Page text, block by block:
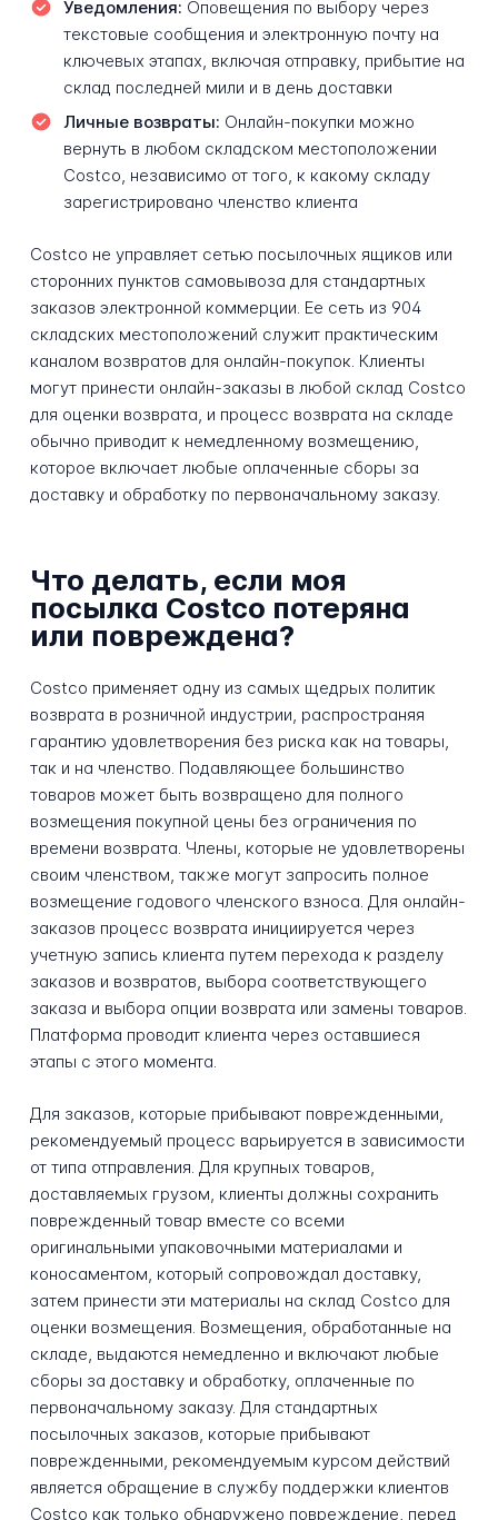
Уведомления: Оповещения по выбору через
текстовые сообщения и электронную почту на
ключевых этапах, включая отправку, прибытие на
склад последней мили и в день доставки
Личные возвраты: Онлайн-покупки можно
вернуть в любом складском местоположении
Costco, независимо от того, к какому складу
зарегистрировано членство клиента
Costco не управляет сетью посылочных ящиков или
сторонних пунктов самовывоза для стандартных
заказов электронной коммерции. Ее сеть из 904
складских местоположений служит практическим
каналом возвратов для онлайн-покупок. Клиенты
могут принести онлайн-заказы в любой склад Costco
для оценки возврата, и процесс возврата на складе
обычно приводит к немедленному возмещению,
которое включает любые оплаченные сборы за
доставку и обработку по первоначальному заказу.
Что делать, если моя
посылка Costco потеряна
или повреждена?
Costco применяет одну из самых щедрых политик
возврата в розничной индустрии, распространяя
гарантию удовлетворения без риска как на товары,
так и на членство. Подавляющее большинство
товаров может быть возвращено для полного
возмещения покупной цены без ограничения по
времени возврата. Члены, которые не удовлетворены
своим членством, также могут запросить полное
возмещение годового членского взноса. Для онлайн-
заказов процесс возврата инициируется через
учетную запись клиента путем перехода к разделу
заказов и возвратов, выбора соответствующего
заказа и выбора опции возврата или замены товаров.
Платформа проводит клиента через оставшиеся
этапы с этого момента.
Для заказов, которые прибывают поврежденными,
рекомендуемый процесс варьируется в зависимости
от типа отправления. Для крупных товаров,
доставляемых грузом, клиенты должны сохранить
поврежденный товар вместе со всеми
оригинальными упаковочными материалами и
коносаментом, который сопровождал доставку,
затем принести эти материалы на склад Costco для
оценки возмещения. Возмещения, обработанные на
складе, выдаются немедленно и включают любые
сборы за доставку и обработку, оплаченные по
первоначальному заказу. Для стандартных
посылочных заказов, которые прибывают
поврежденными, рекомендуемым курсом действий
является обращение в службу поддержки клиентов
Costco как только обнаружено повреждение, перед